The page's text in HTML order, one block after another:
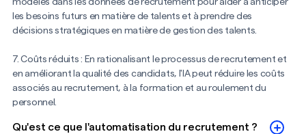
modèles dans les données de recrutement pour aider à anticiper
les besoins futurs en matière de talents et à prendre des
décisions stratégiques en matière de gestion des talents.
7. Coûts réduits : En rationalisant le processus de recrutement et
en améliorant la qualité des candidats, l'IA peut réduire les coûts
associés au recrutement, à la formation et au roulement du
personnel.
Qu'est ce que l'automatisation du recrutement ?